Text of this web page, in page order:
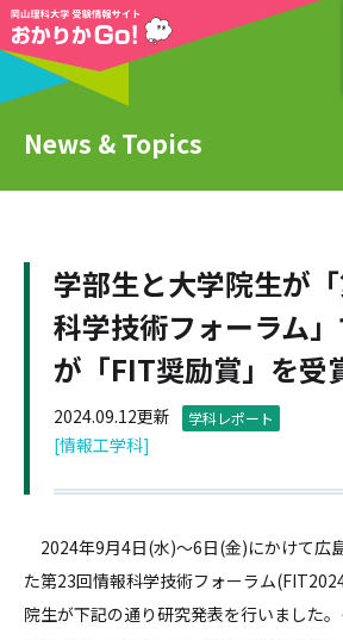
News & Topics
学部生と大学院生が
科学技術フォーラム
が「FIT奨励賞」を受
2024.09.12更新 学科レポート
[情報工学科]
2024年9月4日(水)～6日(金)にかけて広
た第23回情報科学技術フォーラム
院生が下記の通り研究発表を行いました